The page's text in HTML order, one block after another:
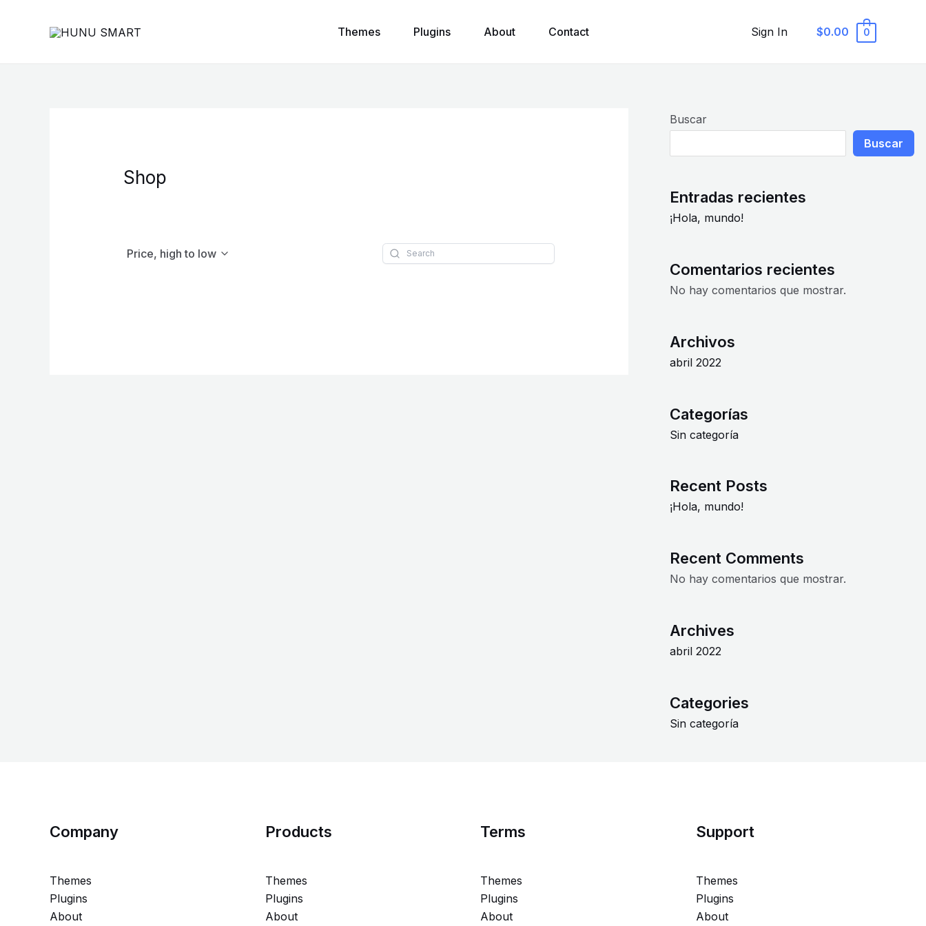
Themes Plugins About Contact Sign In $0.00 0
Shop
Price, high to low
Buscar
Buscar
Entradas recientes
¡Hola, mundo!
Comentarios recientes
No hay comentarios que mostrar.
Archivos
abril 2022
Categorías
Sin categoría
Recent Posts
¡Hola, mundo!
Recent Comments
No hay comentarios que mostrar.
Archives
abril 2022
Categories
Sin categoría
Company
Themes
Plugins
About
Products
Themes
Plugins
About
Terms
Themes
Plugins
About
Support
Themes
Plugins
About